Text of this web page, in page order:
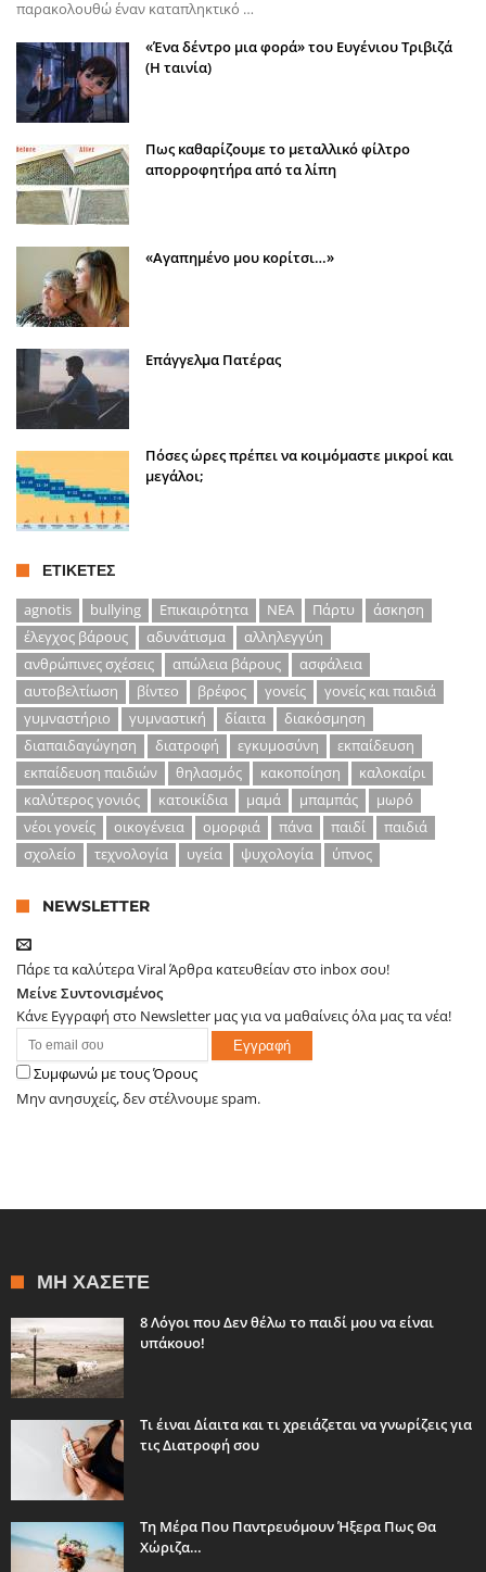
παρακολουθώ έναν καταπληκτικό …
«Ένα δέντρο μια φορά» του Ευγένιου Τριβιζά
(Η ταινία)
Πως καθαρίζουμε το μεταλλικό φίλτρο
απορροφητήρα από τα λίπη
«Αγαπημένο μου κορίτσι…»
Επάγγελμα Πατέρας
Πόσες ώρες πρέπει να κοιμόμαστε μικροί και
μεγάλοι;
ΕΤΙΚΈΤΕΣ
agnotis
bullying Επικαιρότητα ΝΕΑ Πάρτυ
άσκηση
έλεγχος βάρους
αδυνάτισμα
αλληλεγγύη
ανθρώπινες σχέσεις
απώλεια βάρους
ασφάλεια
αυτοβελτίωση
βίντεο βρέφος γονείς
γονείς και παιδιά
γυμναστήριο
γυμναστική δίαιτα
διακόσμηση
διαπαιδαγώγηση
διατροφή εγκυμοσύνη
εκπαίδευση
εκπαίδευση παιδιών
θηλασμός κακοποίηση
καλοκαίρι
καλύτερος γονιός
κατοικίδια μαμά μπαμπάς
μωρό
νέοι γονείς
οικογένεια ομορφιά πάνα παιδί
παιδιά
σχολείο
τεχνολογία υγεία ψυχολογία ύπνος
NEWSLETTER
Πάρε τα καλύτερα Viral Άρθρα κατευθείαν στο inbox σου!
Μείνε Συντονισμένος
Κάνε Εγγραφή στο Newsletter μας για να μαθαίνεις όλα μας τα νέα!
Συμφωνώ με τους Όρους
Μην ανησυχείς, δεν στέλνουμε spam.
ΜΗ ΧΆΣΕΤΕ
8 Λόγοι που Δεν θέλω το παιδί μου να είναι
υπάκουο!
Τι έιναι Δίαιτα και τι χρειάζεται να γνωρίζεις για
τις Διατροφή σου
Τη Μέρα Που Παντρευόμουν Ήξερα Πως Θα
Χώριζα…